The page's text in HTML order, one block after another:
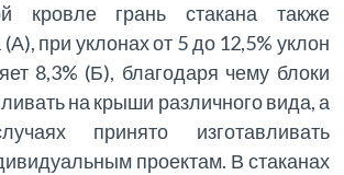
кровле грань стакана также
при уклонах от 5 до 12,5% уклон
8,3% (Б), благодаря чему блоки
на крыши различного вида, а
принято изготавливать
проектам. В стаканах